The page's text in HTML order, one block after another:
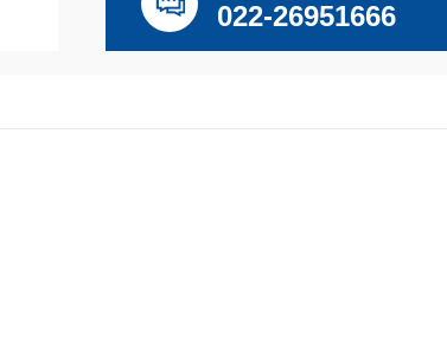
022-26951666